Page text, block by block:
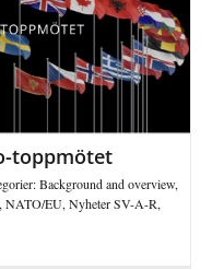
toppmötet
Background and overview,
,NATO/EU,Nyheter SV-A-R,